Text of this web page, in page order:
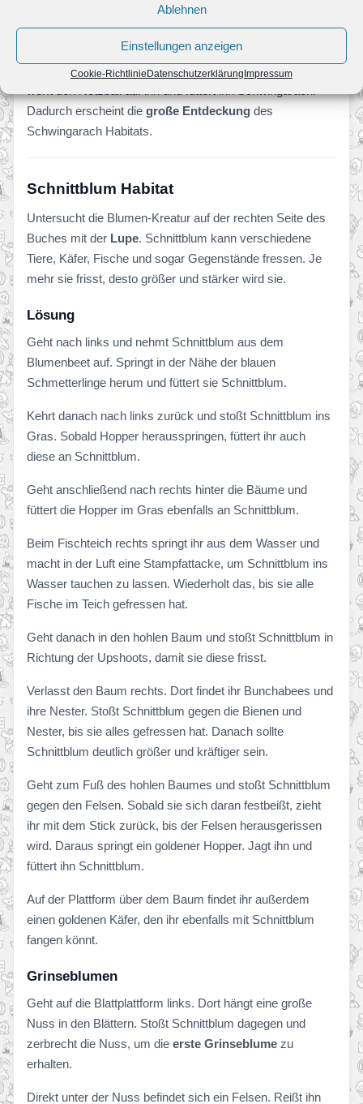
Ablehnen
Einstellungen anzeigen
Cookie-Richtlinie Datenschutzerklärung Impressum
Zum Abschluss müsst ihr den schnellen blauen Käfer
finden, der durch das Gebiet fliegt. Sobald ihr ihn seht,
Dadurch erscheint die große Entdeckung des
Schwingarach Habitats.
Schnittblum Habitat
Untersucht die Blumen-Kreatur auf der rechten Seite des
Buches mit der Lupe. Schnittblum kann verschiedene
Tiere, Käfer, Fische und sogar Gegenstände fressen. Je
mehr sie frisst, desto größer und stärker wird sie.
Lösung
Geht nach links und nehmt Schnittblum aus dem
Blumenbeet auf. Springt in der Nähe der blauen
Schmetterlinge herum und füttert sie Schnittblum.
Kehrt danach nach links zurück und stoßt Schnittblum ins
Gras. Sobald Hopper herausspringen, füttert ihr auch
diese an Schnittblum.
Geht anschließend nach rechts hinter die Bäume und
füttert die Hopper im Gras ebenfalls an Schnittblum.
Beim Fischteich rechts springt ihr aus dem Wasser und
macht in der Luft eine Stampfattacke, um Schnittblum ins
Wasser tauchen zu lassen. Wiederholt das, bis sie alle
Fische im Teich gefressen hat.
Geht danach in den hohlen Baum und stoßt Schnittblum in
Richtung der Upshoots, damit sie diese frisst.
Verlasst den Baum rechts. Dort findet ihr Bunchabees und
ihre Nester. Stoßt Schnittblum gegen die Bienen und
Nester, bis sie alles gefressen hat. Danach sollte
Schnittblum deutlich größer und kräftiger sein.
Geht zum Fuß des hohlen Baumes und stoßt Schnittblum
gegen den Felsen. Sobald sie sich daran festbeißt, zieht
ihr mit dem Stick zurück, bis der Felsen herausgerissen
wird. Daraus springt ein goldener Hopper. Jagt ihn und
füttert ihn Schnittblum.
Auf der Plattform über dem Baum findet ihr außerdem
einen goldenen Käfer, den ihr ebenfalls mit Schnittblum
fangen könnt.
Grinseblumen
Geht auf die Blattplattform links. Dort hängt eine große
Nuss in den Blättern. Stoßt Schnittblum dagegen und
zerbrecht die Nuss, um die erste Grinseblume zu
erhalten.
Direkt unter der Nuss befindet sich ein Felsen. Reißt ihn